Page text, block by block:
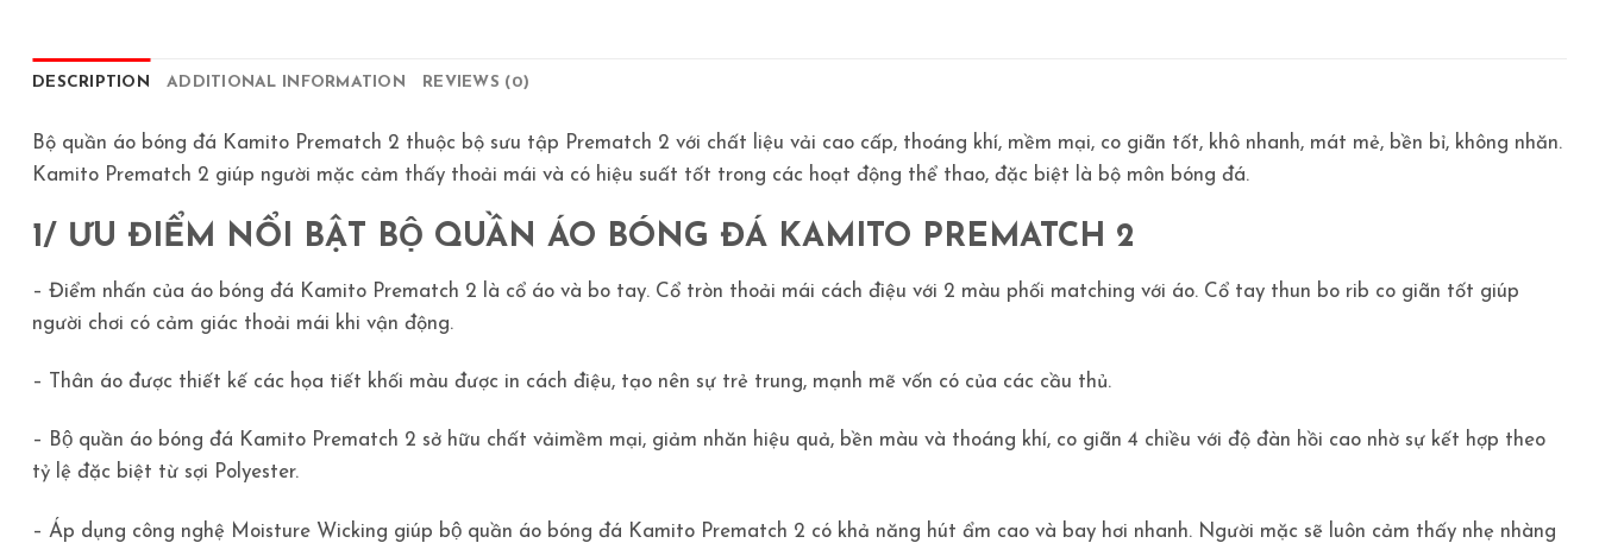
DESCRIPTION ADDITIONAL INFORMATION REVIEWS (0)
Bộ quần áo bóng đá Kamito Prematch 2 thuộc bộ sưu tập Prematch 2 với chất liệu vải cao cấp, thoáng khí, mềm mại, co giãn tốt, khô nhanh, mát mẻ, bền bỉ, không nhăn.
Kamito Prematch 2 giúp người mặc cảm thấy thoải mái và có hiệu suất tốt trong các hoạt động thể thao, đặc biệt là bộ môn bóng đá.
1/ ƯU ĐIỂM NỔI BẬT BỘ QUẦN ÁO BÓNG ĐÁ KAMITO PREMATCH 2
– Điểm nhấn của áo bóng đá Kamito Prematch 2 là cổ áo và bo tay. Cổ tròn thoải mái cách điệu với 2 màu phối matching với áo. Cổ tay thun bo rib co giãn tốt giúp
người chơi có cảm giác thoải mái khi vận động.
– Thân áo được thiết kế các họa tiết khối màu được in cách điệu, tạo nên sự trẻ trung, mạnh mẽ vốn có của các cầu thủ.
– Bộ quần áo bóng đá Kamito Prematch 2 sở hữu chất vảimềm mại, giảm nhăn hiệu quả, bền màu và thoáng khí, co giãn 4 chiều với độ đàn hồi cao nhờ sự kết hợp theo
tỷ lệ đặc biệt từ sợi Polyester.
– Áp dụng công nghệ Moisture Wicking giúp bộ quần áo bóng đá Kamito Prematch 2 có khả năng hút ẩm cao và bay hơi nhanh. Người mặc sẽ luôn cảm thấy nhẹ nhàng